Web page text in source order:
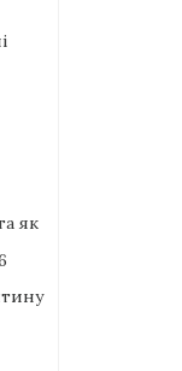
як